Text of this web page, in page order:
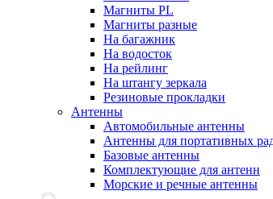
Магниты PL
Магниты разные
На багажник
На водосток
На рейлинг
На штангу зеркала
Резиновые прокладки
Антенны
Автомобильные антенны
Антенны для портативных
Базовые антенны
Комплектующие для антенн
Морские и речные антенны